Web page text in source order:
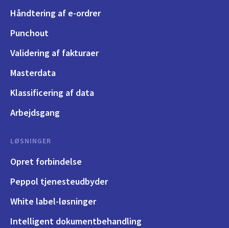
Håndtering af e-ordrer
Punchout
Validering af fakturaer
Masterdata
Klassificering af data
Arbejdsgang
LØSNINGER
Opret forbindelse
Peppol tjenesteudbyder
White label-løsninger
Intelligent dokumentbehandling